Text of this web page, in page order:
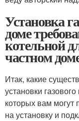
Установка
доме
котельной
частном
Итак, какие
установки
которых вам могут
на установку и